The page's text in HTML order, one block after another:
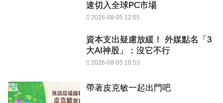
速切入全球PC市場
2026-08-05 12:05
資本支出疑慮放緩！ 外媒點名「3
大AI神股」：沒它不行
2026-08-05 10:53
帶著皮克敏一起出門吧
PR